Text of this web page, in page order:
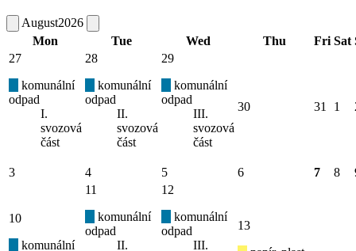
August2026
Mon
Tue Wed Thu Fri Sat
27
komunální
odpad
I.
svozová
část
28
komunální
odpad
II.
svozová
část
29
komunální
odpad
III.
svozová
část
30 31 1
3 4 5 6 7 8
10
komunální
11
komunální
odpad
II.
12
komunální
odpad
III.
13